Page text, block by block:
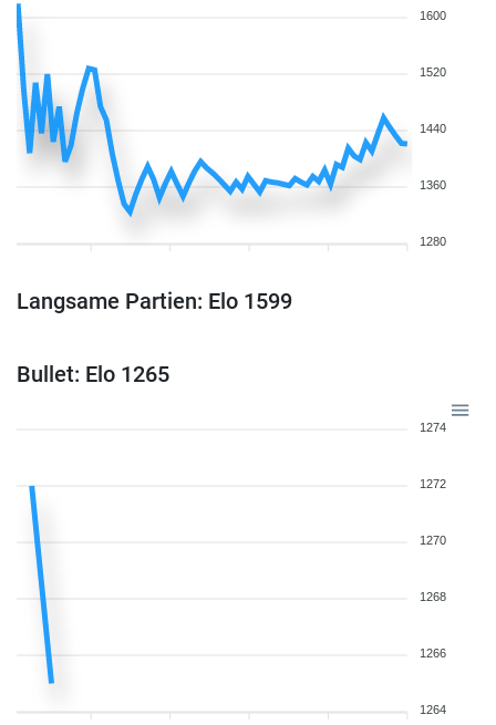
1600
1520
1440
1360
1280
Langsame Partien: Elo 1599
Bullet: Elo 1265
1274
1272
1270
1268
1266
1264